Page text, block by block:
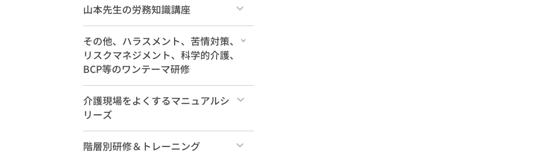
すべて
山本先生の労務知識講座
すべて
その他、ハラスメント、苦情対策、
リスクマネジメント、科学的介護、
BCP等のワンテーマ研修
すべて
介護現場をよくするマニュアルシ
リーズ
すべて
階層別研修＆トレーニング